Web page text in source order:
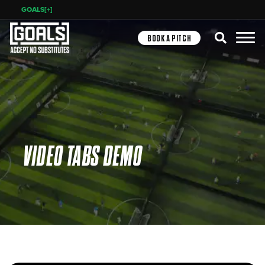
GOALS[+]
BOOK A PITCH Search
VIDEO TABS DEMO